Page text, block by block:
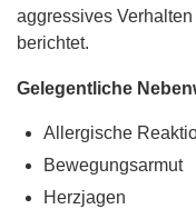
aggressives
berichtet.
Gelegentliche
Allergische
Bewegungsarmut
Herzjagen